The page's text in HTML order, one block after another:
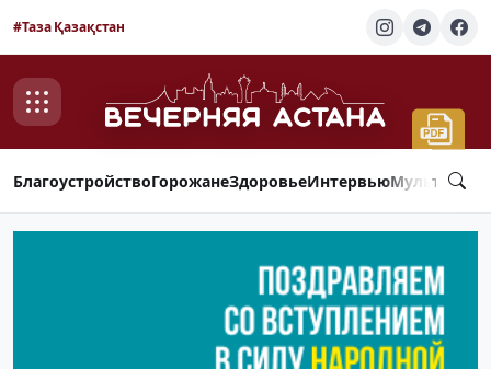
#Таза Қазақстан
БлагоустройствоГорожанеЗдоровьеИнтервью